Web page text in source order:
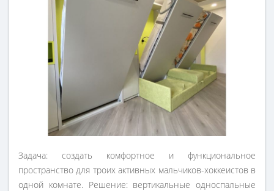
Задача: создать комфортное и функциональное
пространство для троих активных мальчиков-хоккеистов в
одной комнате. Решение: вертикальные односпальные